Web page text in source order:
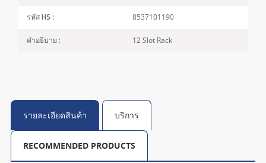
รหัส HS : 8537101190
คำอธิบาย : 12 Slot Rack
รายละเอียดสินค้า บริการ
RECOMMENDED PRODUCTS